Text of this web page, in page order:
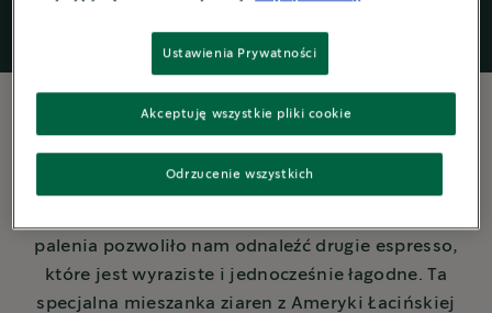
WIĘCEJ O KAWIE
palenia pozwoliło nam odnaleźć drugie espresso,
które jest wyraziste i jednocześnie łagodne. Ta
specjalna mieszanka ziaren z Ameryki Łacińskiej
Ustawienia Prywatności
Odrzucenie wszystkich
Akceptuję wszystkie pliki cookie